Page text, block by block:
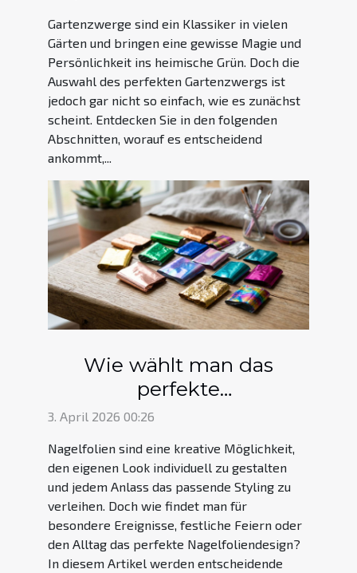
Gartenzwerge sind ein Klassiker in vielen
Gärten und bringen eine gewisse Magie und
Persönlichkeit ins heimische Grün. Doch die
Auswahl des perfekten Gartenzwergs ist
jedoch gar nicht so einfach, wie es zunächst
scheint. Entdecken Sie in den folgenden
Abschnitten, worauf es entscheidend
ankommt,...
Wie wählt man das
perfekte
Nagelfoliendesign für
3. April 2026 00:26
Nagelfolien sind eine kreative Möglichkeit,
den eigenen Look individuell zu gestalten
und jedem Anlass das passende Styling zu
verleihen. Doch wie findet man für
besondere Ereignisse, festliche Feiern oder
den Alltag das perfekte Nagelfoliendesign?
In diesem Artikel werden entscheidende